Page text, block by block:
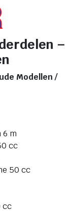
–
Modellen /
6 m
cc
50 cc
cc